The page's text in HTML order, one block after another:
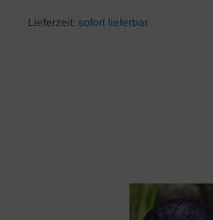
Lieferzeit: sofort lieferbar